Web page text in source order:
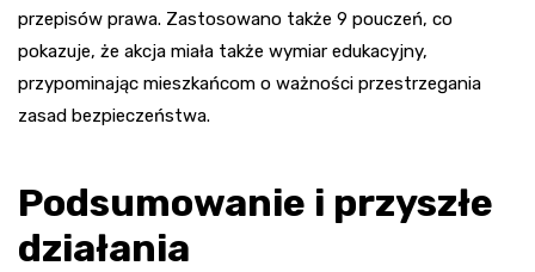
przepisów prawa. Zastosowano także 9 pouczeń, co
pokazuje, że akcja miała także wymiar edukacyjny,
przypominając mieszkańcom o ważności przestrzegania
zasad bezpieczeństwa.
Podsumowanie i przyszłe
działania